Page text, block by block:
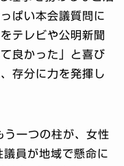
ぱい本会議質問に
テレビや公明新聞
良かった」と喜び
存分に力を発揮し
う一つの柱が、女性
員が地域で懸命に